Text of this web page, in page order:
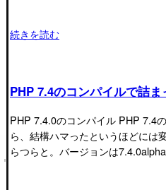
続きを読む
PHP 7.4のコンパイルで詰ま
PHP 7.4.0のコンパイル PHP 7.4
ら、結構ハマったというほどには
らつらと。バージョンは